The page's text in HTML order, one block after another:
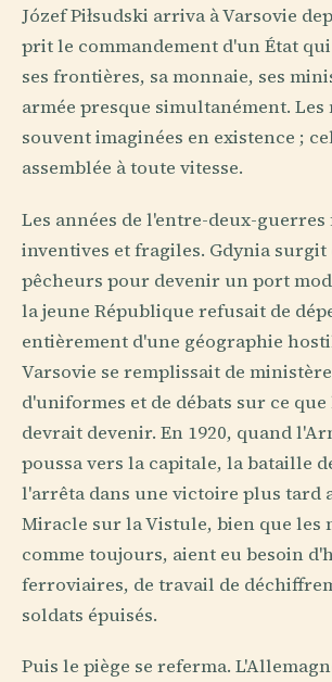
Józef Piłsudski arriva à Varsovie
prit le commandement d'un État
ses frontières, sa monnaie, ses
armée presque simultanément.
souvent imaginées en existence ;
assemblée à toute vitesse.
Les années de l'entre-deux-
inventives et fragiles. Gdynia
pêcheurs pour devenir un port
la jeune République refusait de
entièrement d'une géographie
Varsovie se remplissait de
d'uniformes et de débats sur ce
devrait devenir. En 1920, quand
poussa vers la capitale, la bataille
l'arrêta dans une victoire plus tard
Miracle sur la Vistule, bien que les
comme toujours, aient eu besoin
ferroviaires, de travail de
soldats épuisés.
Puis le piège se referma.